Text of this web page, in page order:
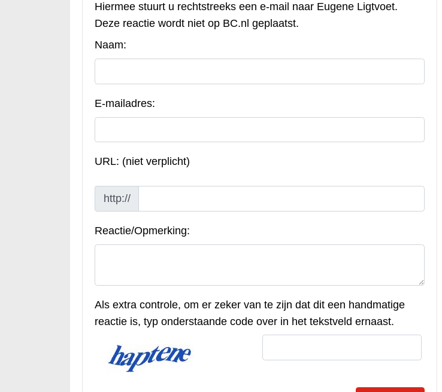
Hiermee stuurt u rechtstreeks een e-mail naar Eugene Ligtvoet.
Deze reactie wordt niet op BC.nl geplaatst.
Naam:
E-mailadres:
URL: (niet verplicht)
http://
Reactie/Opmerking:
Als extra controle, om er zeker van te zijn dat dit een handmatige
reactie is, typ onderstaande code over in het tekstveld ernaast.